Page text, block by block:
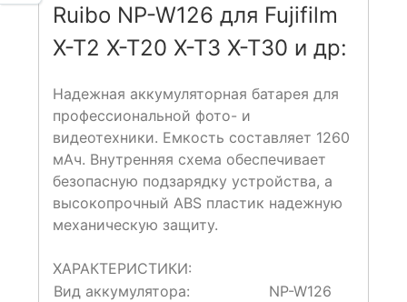
Ruibo NP-W126 для Fujifilm
X-T2 X-T20 X-T3 X-T30 и др:
Надежная аккумуляторная батарея для
профессиональной фото- и
видеотехники. Емкость составляет 1260
мАч. Внутренняя схема обеспечивает
безопасную подзарядку устройства, а
высокопрочный ABS пластик надежную
механическую защиту.
ХАРАКТЕРИСТИКИ:
Вид аккумулятора:
NP-W126